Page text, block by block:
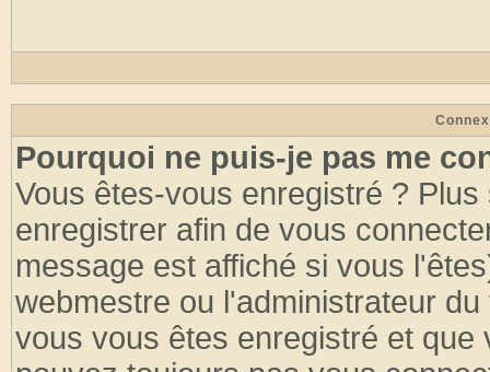
Pourquoi ne puis-je pas me
Vous êtes-vous enregistré ?
enregistrer afin de vous
message est affiché si vous
webmestre ou l'administrateur
vous vous êtes enregistré et